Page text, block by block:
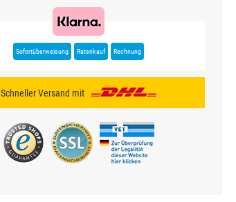
Sofortüberweisung Ratenkauf Rechnung
Schneller Versand mit